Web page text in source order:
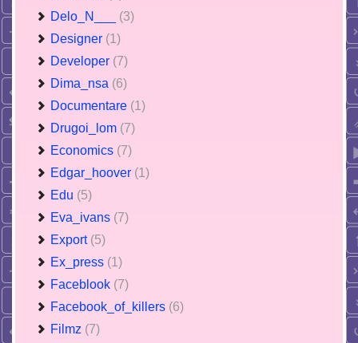
Delo_N___ (3)
Designer (1)
Developer (7)
Dima_nsa (6)
Documentare (1)
Drugoi_lom (7)
Economics (7)
Edgar_hoover (1)
Edu (5)
Eva_ivans (7)
Export (5)
Ex_press (1)
Faceblook (7)
Facebook_of_killers (6)
Filmz (7)